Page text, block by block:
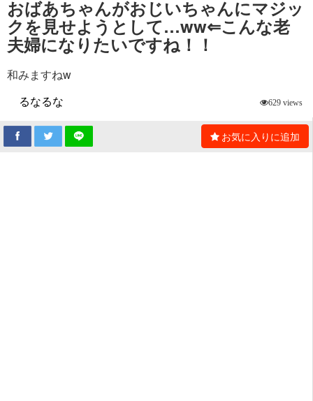
おばあちゃんがおじいちゃんにマジッ
クを見せようとして…ww⇐こんな老
夫婦になりたいですね！！
和みますねw
るなるな
629 views
お気に入りに追加